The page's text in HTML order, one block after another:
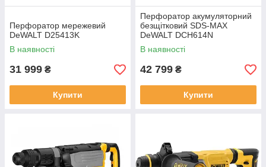
Перфоратор мережевий
DeWALT D25413K
В наявності
31 999 ₴
Купити
Перфоратор акумуляторний
безщітковий SDS-MAX
DeWALT DCH614N
В наявності
42 799 ₴
Купити